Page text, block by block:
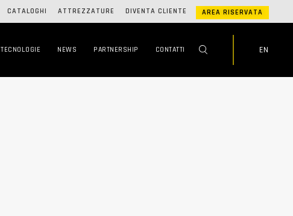
CATALOGHI ATTREZZATURE DIVENTA CLIENTE AREA RISERVATA
TECNOLOGIE NEWS PARTNERSHIP CONTATTI EN